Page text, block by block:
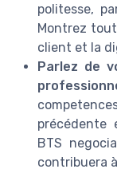
politesse,
Montrez
client et la
Parlez de
précédente
BTS
contribuera